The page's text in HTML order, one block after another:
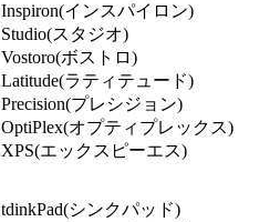
Inspiron(インスパイロン)
Studio(スタジオ)
Vostoro(ボストロ)
Latitude(ラティテュード)
Precision(プレシジョン)
OptiPlex(オプティプレックス)
XPS(エックスピーエス)
tdinkPad(シンクパッド)